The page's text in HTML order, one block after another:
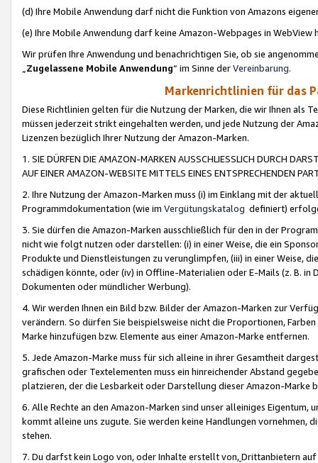
(d) Ihre Mobile Anwendung darf nicht die Funktion von Amazons
(e) Ihre Mobile Anwendung darf keine Amazon-Webpages in WebView
Wir prüfen Ihre Anwendung und benachrichtigen Sie, ob sie
„Zugelassene Mobile Anwendung“ im Sinne derVereinbarung.
Markenrichtlinien für das
Diese Richtlinien gelten für die Nutzung der Marken, die wir Ihnen als
müssen jederzeit strikt eingehalten werden, und jede Nutzung der
Lizenzen bezüglich Ihrer Nutzung der Amazon-Marken.
1. SIE DÜRFEN DIE AMAZON-MARKEN AUSSCHLIESSLICH DURCH
AUF EINER AMAZON-WEBSITE MITTELS EINES ENTSPRECHENDEN
2. Ihre Nutzung der Amazon-Marken muss (i) im Einklang mit der
Programmdokumentation (wie im Vergütungskatalog definiert)
3. Sie dürfen die Amazon-Marken ausschließlich für den in der
nicht wie folgt nutzen oder darstellen: (i) in einer Weise, die ein
Produkte und Dienstleistungen zu verunglimpfen, (iii) in einer Weise,
schädigen könnte, oder (iv) in Offline-Materialien oder E-Mails (z. B. in
Dokumenten oder mündlicher Werbung).
4. Wir werden Ihnen ein Bild bzw. Bilder der Amazon-Marken zur
verändern. So dürfen Sie beispielsweise nicht die Proportionen,
Marke hinzufügen bzw. Elemente aus einer Amazon-Marke entfernen.
5. Jede Amazon-Marke muss für sich alleine in ihrer Gesamtheit
grafischen oder Textelementen muss ein hinreichender Abstand
platzieren, der die Lesbarkeit oder Darstellung dieser Amazon-Marke
6. Alle Rechte an den Amazon-Marken sind unser alleiniges
kommt alleine uns zugute. Sie werden keine Handlungen vornehmen,
stehen.
7. Du darfst kein Logo von, oder Inhalte erstellt von,Drittanbietern auf